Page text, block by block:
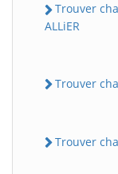
Trouver
ALLiER
Trouver
Trouver